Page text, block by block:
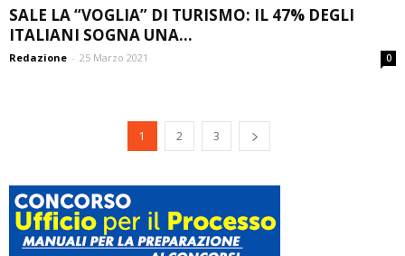
SALE LA “VOGLIA” DI TURISMO: IL 47% DEGLI
ITALIANI SOGNA UNA...
Redazione - 25 Marzo 2021 0
1 2 3